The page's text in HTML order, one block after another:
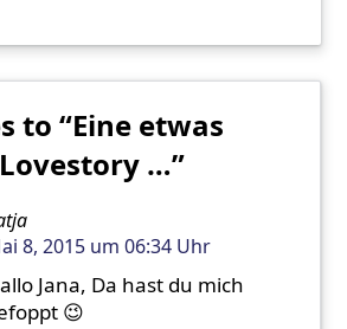
to “Eine etwas
…”
8, 2015 um 06:34 Uhr
Jana, Da hast du mich
😉